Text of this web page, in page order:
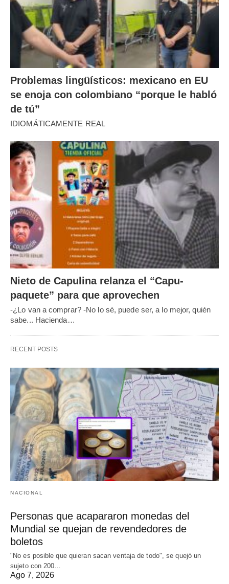
Problemas lingüísticos: mexicano en EU
se enoja con colombiano “porque le habló
de tú”
IDIOMÁTICAMENTE REAL
Nieto de Capulina relanza el “Capu-
paquete” para que aprovechen
-¿Lo van a comprar? -No lo sé, puede ser, a lo mejor, quién
sabe... Hacienda…
RECENT POSTS
NACIONAL
Personas que acapararon monedas del
Mundial se quejan de revendedores de
boletos
"No es posible que quieran sacan ventaja de todo", se quejó un
sujeto con 200…
Ago 7, 2026